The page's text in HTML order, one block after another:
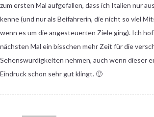
zum ersten Mal aufgefallen, dass ich Italien nur
kenne (und nur als Beifahrerin, die nicht so viel
wenn es um die angesteuerten Ziele ging). Ich
nächsten Mal ein bisschen mehr Zeit für die
Sehenswürdigkeiten nehmen, auch wenn dieser
Eindruck schon sehr gut klingt. 🙂